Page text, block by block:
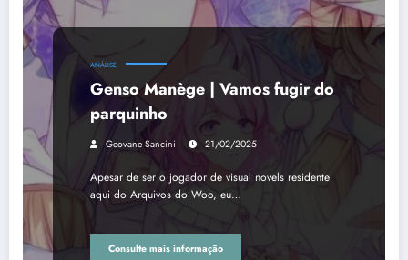
ANÁLISE
Genso Manège | Vamos fugir do
parquinho
Geovane Sancini 21/02/2025
Apesar de ser o jogador de visual novels residente
aqui do Arquivos do Woo, eu…
Consulte mais informação